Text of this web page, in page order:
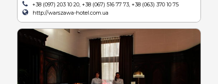
+38 (097) 203 10 20, +38 (067) 516 77 73, +38 (063) 370 10 75
http://warszawa-hotel.com.ua